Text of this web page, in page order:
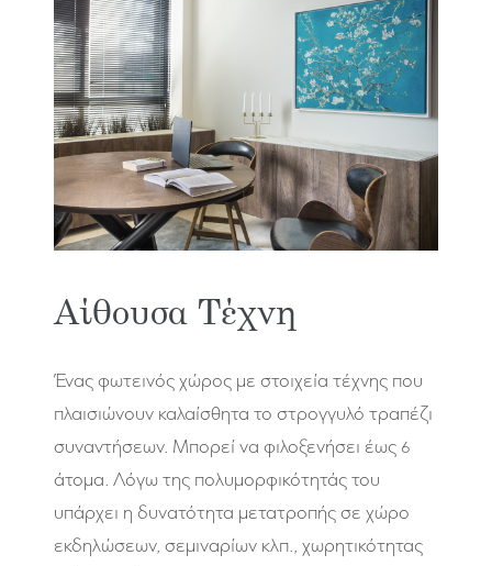
Αίθουσα Τέχνη
Ένας φωτεινός χώρος με στοιχεία τέχνης που
πλαισιώνουν καλαίσθητα το στρογγυλό τραπέζι
συναντήσεων. Μπορεί να φιλοξενήσει έως 6
άτομα. Λόγω της πολυμορφικότητάς του
υπάρχει η δυνατότητα μετατροπής σε χώρο
εκδηλώσεων, σεμιναρίων κλπ., χωρητικότητας